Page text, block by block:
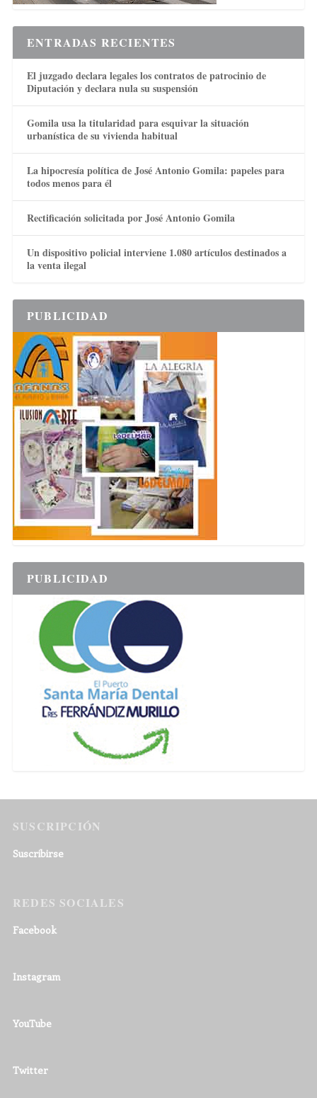
ENTRADAS RECIENTES
El juzgado declara legales los contratos de patrocinio de
Diputación y declara nula su suspensión
Gomila usa la titularidad para esquivar la situación
urbanística de su vivienda habitual
La hipocresía política de José Antonio Gomila: papeles para
todos menos para él
Rectificación solicitada por José Antonio Gomila
Un dispositivo policial interviene 1.080 artículos destinados a
la venta ilegal
PUBLICIDAD
PUBLICIDAD
SUSCRIPCIÓN
Suscribirse
REDES SOCIALES
Facebook
Instagram
YouTube
Twitter